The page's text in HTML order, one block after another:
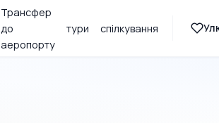
Трансфер
до
аеропорту
тури спілкування